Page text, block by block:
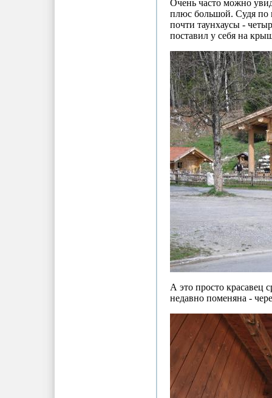
Очень часто можно
плюс большой. Судя по
почти таунхаусы -
поставил у себя на
А это просто
недавно поменяна -